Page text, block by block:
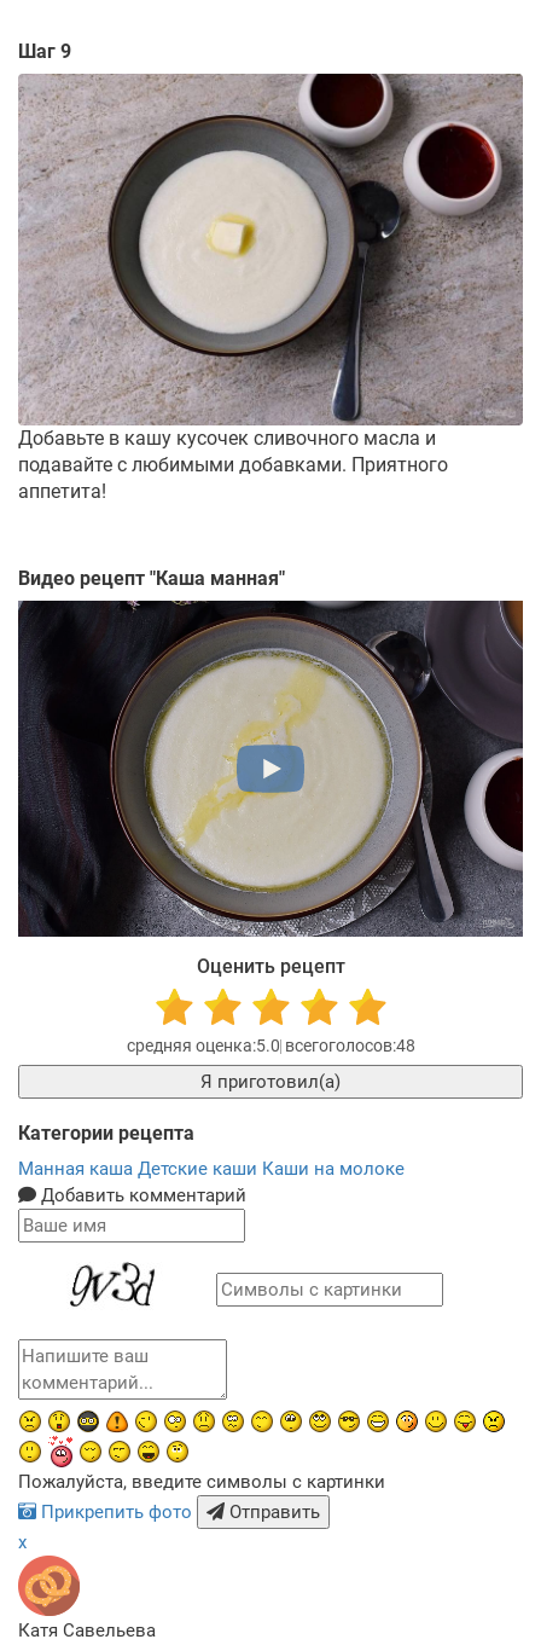
Шаг 9
Добавьте в кашу кусочек сливочного масла и
подавайте с любимыми добавками. Приятного
аппетита!
Видео рецепт "Каша манная"
Оценить рецепт
5.0 48
Я приготовил(а)
Категории рецепта
Манная каша Детские каши Каши на молоке
Добавить комментарий
Пожалуйста, введите символы с картинки
Прикрепить фото
Отправить
x
Катя Савельева